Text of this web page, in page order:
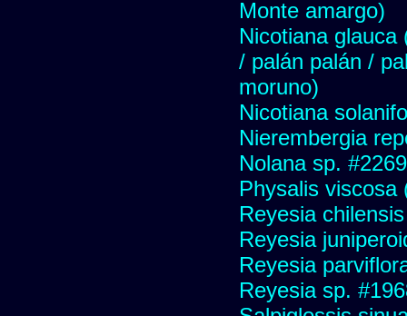
Monte amargo)
Nicotiana glauca
/ palán palán /
moruno)
Nicotiana
Nierembergia
Nolana sp. #2269
Physalis viscosa
Reyesia chilensis
Reyesia
Reyesia
Reyesia sp.